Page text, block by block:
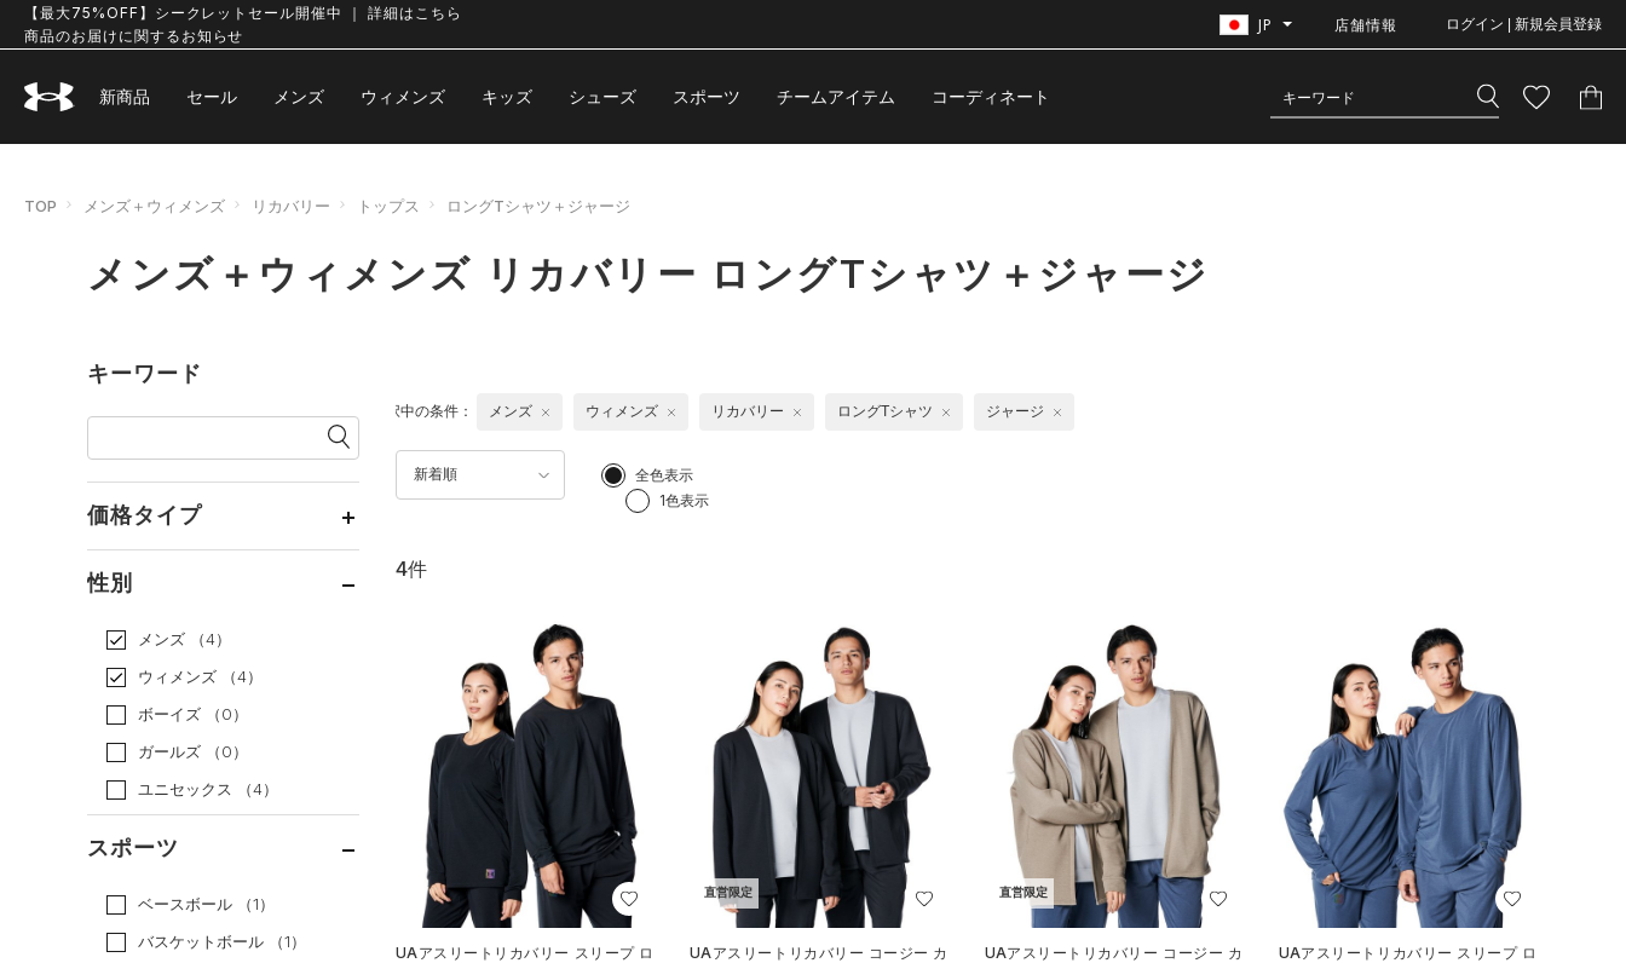
【最大75%OFF】シークレットセール開催中 ｜ 詳細はこちら
商品のお届けに関するお知らせ
JP 店舗情報 ログイン | 新規会員登録
新商品 セール メンズ ウィメンズ キッズ シューズ スポーツ チームアイテム コーディネート
TOP メンズ＋ウィメンズ リカバリー トップス ロングTシャツ＋ジャージ
メンズ＋ウィメンズ リカバリー ロングTシャツ＋ジャージ
キーワード
価格タイプ
性別
メンズ
（4）
ウィメンズ
（4）
ボーイズ
（0）
ガールズ
（0）
ユニセックス
（4）
スポーツ
ベースボール
（1）
バスケットボール
（1）
新着順
全色表示
1色表示
選択中の条件： メンズ ウィメンズ リカバリー ロングTシャツ ジャージ
4件
UAアスリートリカバリー スリープ ロ
直営限定
UAアスリートリカバリー コージー カ
直営限定
UAアスリートリカバリー コージー カ
UAアスリートリカバリー スリープ ロ